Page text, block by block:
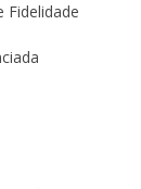
Fidelidade